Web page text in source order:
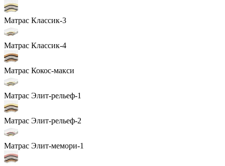
Матрас Классик-3
Матрас Классик-4
Матрас Кокос-макси
Матрас Элит-рельеф-1
Матрас Элит-рельеф-2
Матрас Элит-мемори-1